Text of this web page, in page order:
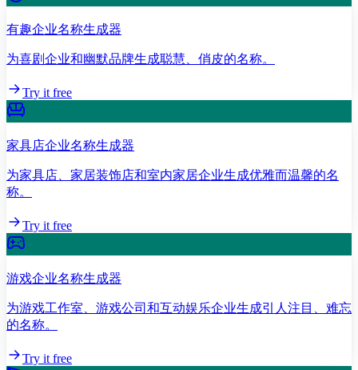
有趣企业名称生成器
为喜剧企业和幽默品牌生成聪慧、俏皮的名称。
Try it free
家具店企业名称生成器
为家具店、家居装饰店和室内家居企业生成优雅而温馨的名
称。
Try it free
游戏企业名称生成器
为游戏工作室、游戏公司和互动娱乐企业生成引人注目、难忘
的名称。
Try it free